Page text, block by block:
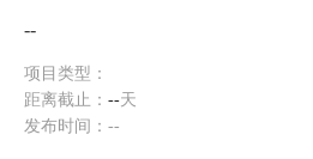
--
项目类型：
距离截止： --天
发布时间：--